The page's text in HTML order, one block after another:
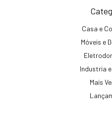
Casa e
Móveis e
Industria
Mais